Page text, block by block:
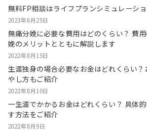
無料FP相談はライフプランシミュレーシ
2023年6月25日
無痛分娩に必要な費用はどのくらい？ 費
娩のメリットとともに解説します
2022年8月15日
生涯独身の場合必要なお金はどれくらい
やし方もご紹介
2022年8月10日
一生涯でかかるお金はどれくらい？ 具体
す方法をご紹介
2022年8月9日